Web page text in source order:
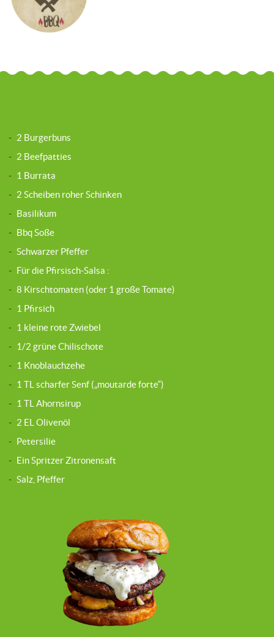
- 2 Burgerbuns
- 2 Beefpatties
- 1 Burrata
- 2 Scheiben roher Schinken
- Basilikum
- Bbq Soße
- Schwarzer Pfeffer
- Für die Pfirsisch-Salsa :
- 8 Kirschtomaten (oder 1 große Tomate)
- 1 Pfirsich
- 1 kleine rote Zwiebel
- 1/2 grüne Chilischote
- 1 Knoblauchzehe
- 1 TL scharfer Senf („moutarde forte“)
- 1 TL Ahornsirup
- 2 EL Olivenöl
- Petersilie
- Ein Spritzer Zitronensaft
- Salz, Pfeffer